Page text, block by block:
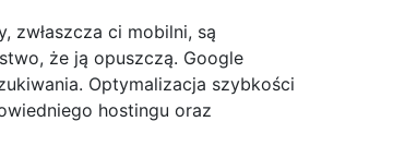
zwłaszcza ci mobilni, są
że ją opuszczą. Google
Optymalizacja szybkości
hostingu oraz